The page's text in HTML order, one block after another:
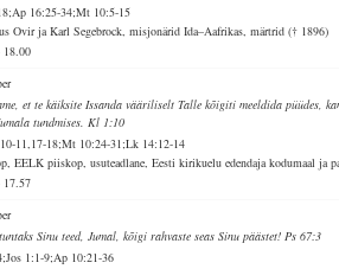
16:25-34;Mt 10:5-15
Ovir ja Karl Segebrock, misjonärid Ida–Aafrikas, märtrid († 1896)
18.00
et te käiksite Issanda vääriliselt Talle kõigiti meeldida püüdes,
tundmises. Kl 1:10
11,17-18;Mt 10:24-31;Lk 14:12-14
EELK piiskop, usuteadlane, Eesti kirikuelu edendaja kodumaal ja
17.57
Sinu teed, Jumal, kõigi rahvaste seas Sinu päästet! Ps 67:3
1:1-9;Ap 10:21-36